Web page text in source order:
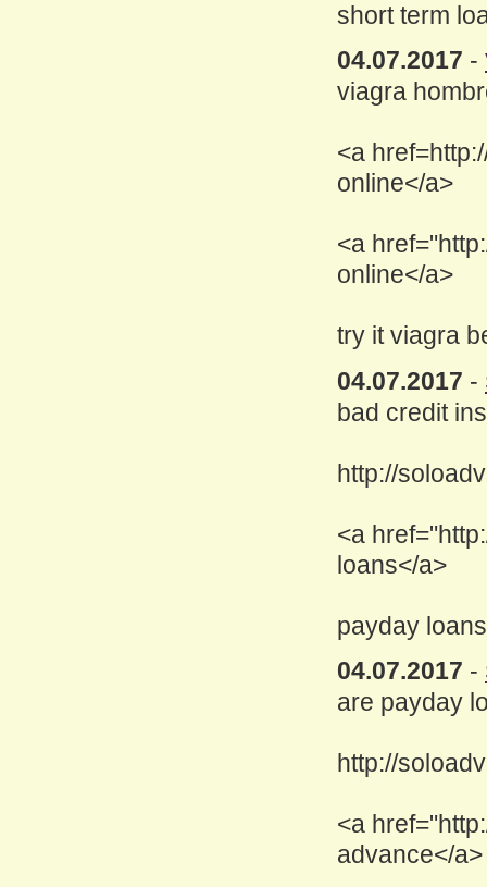
short term
04.07.2017 -
viagra
<a
online</a>
<a
online</a>
try it viagra
04.07.2017 -
bad credit
http://
<a
loans</a>
payday
04.07.2017 -
are payday
http://
<a
advance</a>